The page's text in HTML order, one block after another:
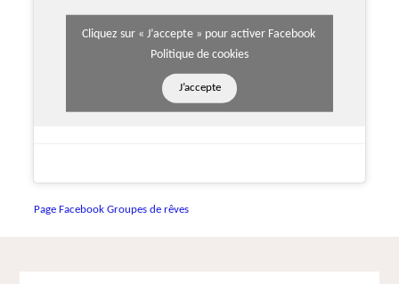
Cliquez sur « J’accepte » pour activer Facebook
Politique de cookies
J’accepte
Page Facebook Groupes de rêves